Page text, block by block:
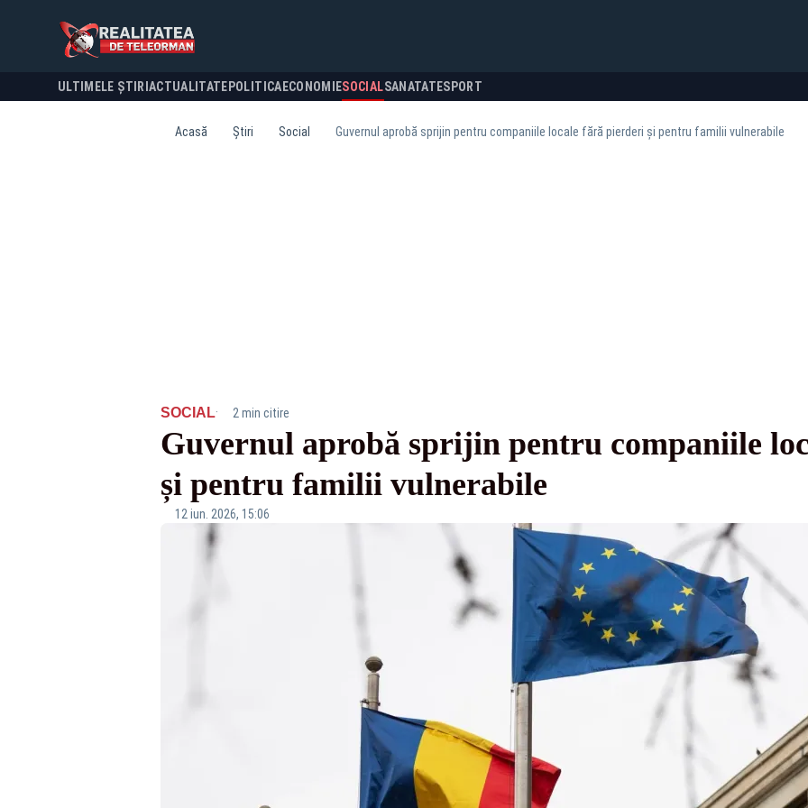
ULTIMELE ȘTIRI ACTUALITATE POLITICA ECONOMIESOCIALSANATATESPORT
Acasă Știri Social Guvernul aprobă sprijin pentru companiile locale fără pierderi și pentru familii vulnerabile
SOCIAL· 2 min citire
Guvernul aprobă sprijin pentru companiile
și pentru familii vulnerabile
12 iun. 2026, 15:06